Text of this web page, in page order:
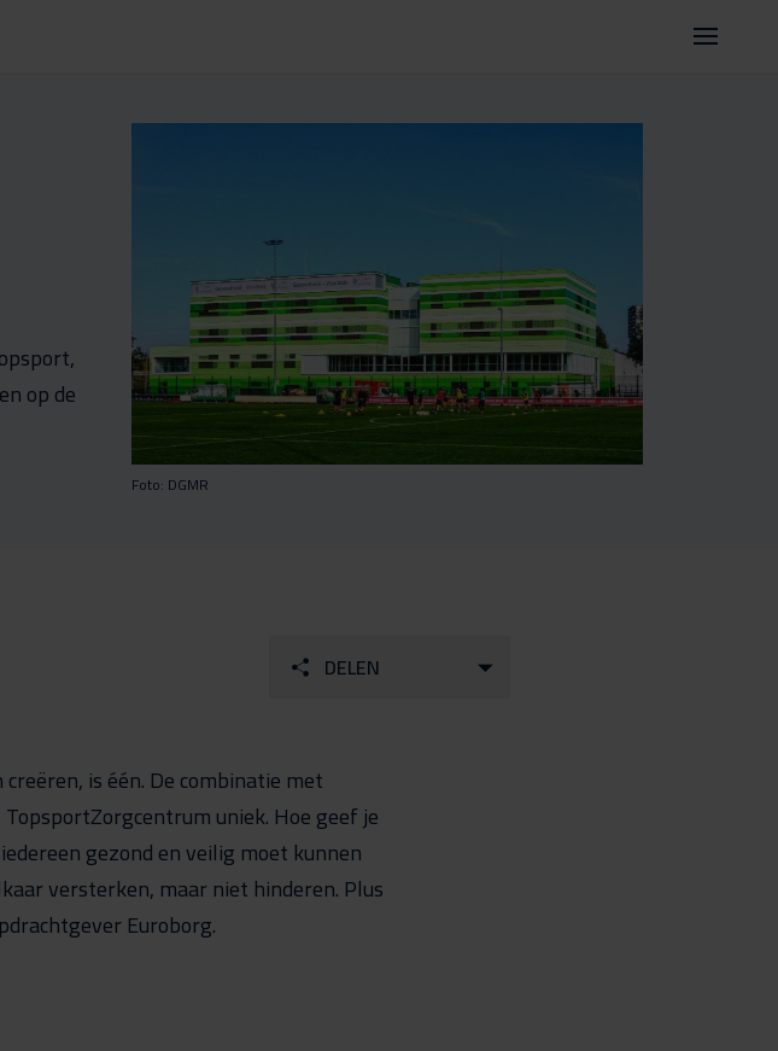
op de
Foto: DGMR
DELEN
is één. De combinatie met
uniek. Hoe geef je
gezond en veilig moet kunnen
versterken, maar niet hinderen. Plus
Euroborg.